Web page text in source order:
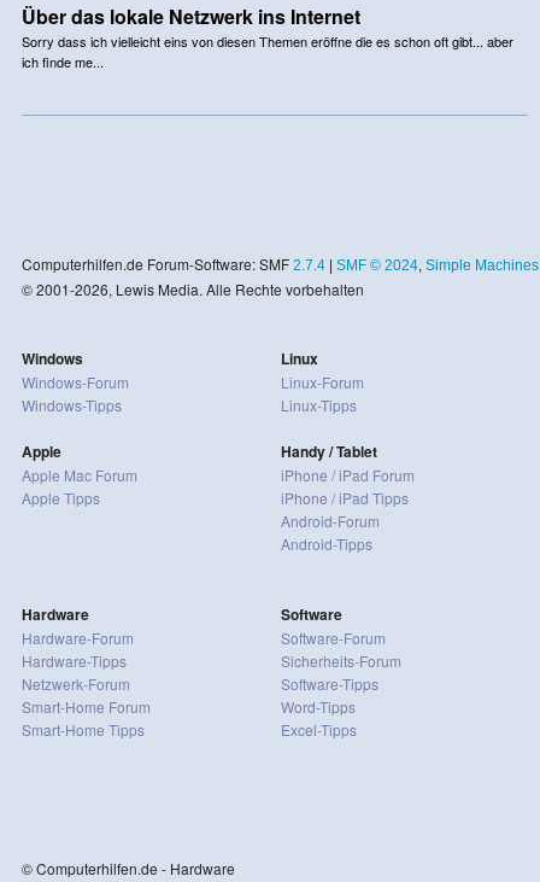
Über das lokale Netzwerk ins Internet
Sorry dass ich vielleicht eins von diesen Themen eröffne die es schon oft gibt... aber
ich finde me...
Computerhilfen.de Forum-Software: SMF 2.7.4| SMF © 2024, Simple Machines
© 2001-2026, Lewis Media. Alle Rechte vorbehalten
Windows
Windows-Forum
Windows-Tipps
Apple
Apple Mac Forum
Apple Tipps
Linux
Linux-Forum
Linux-Tipps
Handy / Tablet
iPhone / iPad Forum
iPhone / iPad Tipps
Android-Forum
Android-Tipps
Hardware
Hardware-Forum
Hardware-Tipps
Netzwerk-Forum
Smart-Home Forum
Smart-Home Tipps
Software
Software-Forum
Sicherheits-Forum
Software-Tipps
Word-Tipps
Excel-Tipps
© Computerhilfen.de - Hardware